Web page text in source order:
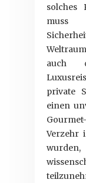
solches
auch
private
einen
Verzehr